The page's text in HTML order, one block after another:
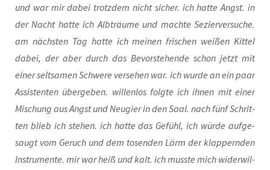
und war mir dabei trotz­dem nicht sicher. ich hat­te Angst. in
der Nacht hat­te ich Alb­träu­me und mach­te Sezier­ver­su­che.
am nächs­ten Tag hat­te ich mei­nen fri­schen wei­ßen Kit­tel
dabei, der aber durch das Bevor­ste­hen­de schon jetzt mit
einer selt­sa­men Schwe­re ver­se­hen war. ich wur­de an ein paar
Assis­ten­ten über­ge­ben. wil­len­los folg­te ich ihnen mit einer
Mischung aus Angst und Neu­gier in den Saal. nach fünf Schrit­
ten blieb ich ste­hen. ich hat­te das Gefühl, ich wür­de auf­ge­
saugt vom Geruch und dem tosen­den Lärm der klap­pern­den
Instru­men­te. mir war heiß und kalt. ich muss­te mich wider­wil­